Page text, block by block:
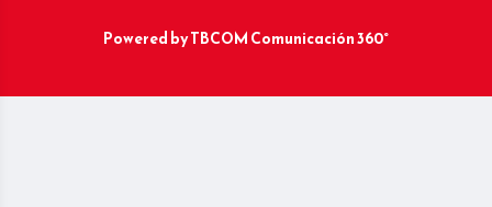
Powered byTBCOM Comunicación 360°